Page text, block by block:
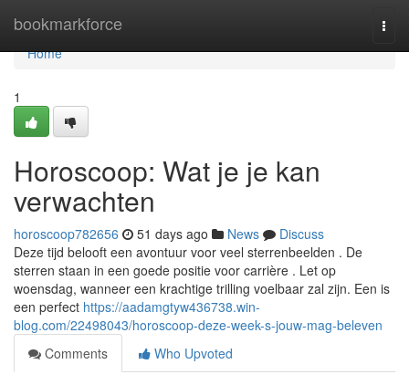
bookmarkforce
Home
Home
1
Horoscoop: Wat je je kan
verwachten
horoscoop782656 51 days ago News
Discuss
Deze tijd belooft een avontuur voor veel sterrenbeelden . De
sterren staan in een goede positie voor carrière . Let op
woensdag, wanneer een krachtige trilling voelbaar zal zijn. Een is
een perfect https://aadamgtyw436738.win-
blog.com/22498043/horoscoop-deze-week-s-jouw-mag-beleven
Comments
Who Upvoted